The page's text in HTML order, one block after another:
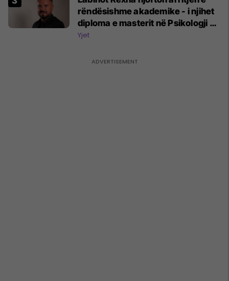
rëndësishme akademike - i njihet
diploma e masterit në Psikologji në
Zvicër
Yjet